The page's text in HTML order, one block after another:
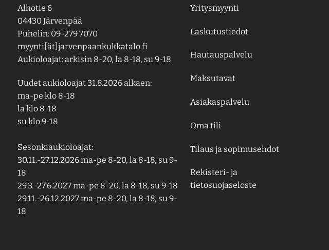
Alhotie 6
04430 Järvenpää
Puhelin: 09-279 7070
myynti[ät]jarvenpaankukkatalo.fi
Aukioloajat: arkisin 8-20, la 8-18, su 9-18
Uudet aukioloajat 31.8.2026 alkaen:
ma-pe klo 8-18
la klo 8-18
su klo 9-18
Sesonkiaukioloajat:
30.11.-27.12.2026 ma-pe 8-20, la 8-18, su 9-
18
29.3.-27.6.2027 ma-pe 8-20, la 8-18, su 9-18
29.11.-26.12.2027 ma-pe 8-20, la 8-18, su 9-
18
Yritysmyynti
Laskutustiedot
Hautauspalvelu
Maksutavat
Asiakaspalvelu
Oma tili
Tilaus ja sopimusehdot
Rekisteri- ja
tietosuojaseloste